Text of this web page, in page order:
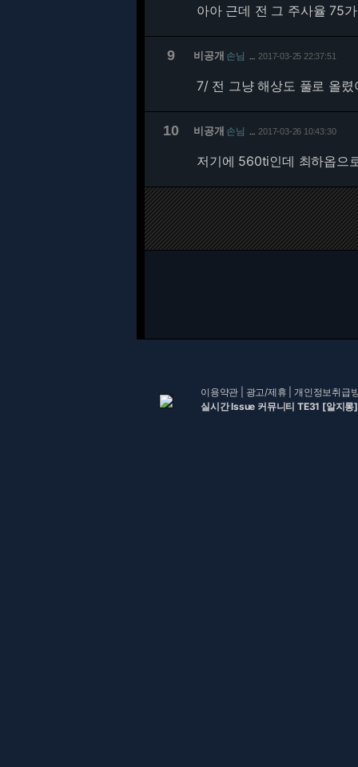
아아 근데 전 그 주사율 75
9 비공개 손님 2017-03-25 22:37:51
7/전 그냥 해상도 풀로 올렸
10 비공개 손님 2017-03-26 10:43:30
저기에 560ti인데 최하옵으
이용약관 광고/제휴 |개인정보취급
실시간 Issue 커뮤니티 TE31 [알지